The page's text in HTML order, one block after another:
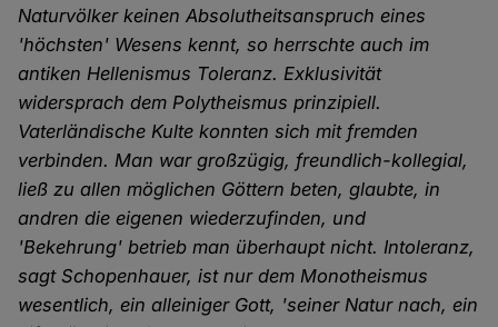
Naturvölker keinen Absolutheitsanspruch eines
'höchsten' Wesens kennt, so herrschte auch im
antiken Hellenismus Toleranz. Exklusivität
widersprach dem Polytheismus prinzipiell.
Vaterländische Kulte konnten sich mit fremden
verbinden. Man war großzügig, freundlich-kollegial,
ließ zu allen möglichen Göttern beten, glaubte, in
andren die eigenen wiederzufinden, und
'Bekehrung' betrieb man überhaupt nicht. Intoleranz,
sagt Schopenhauer, ist nur dem Monotheismus
wesentlich, ein alleiniger Gott, 'seiner Natur nach, ein